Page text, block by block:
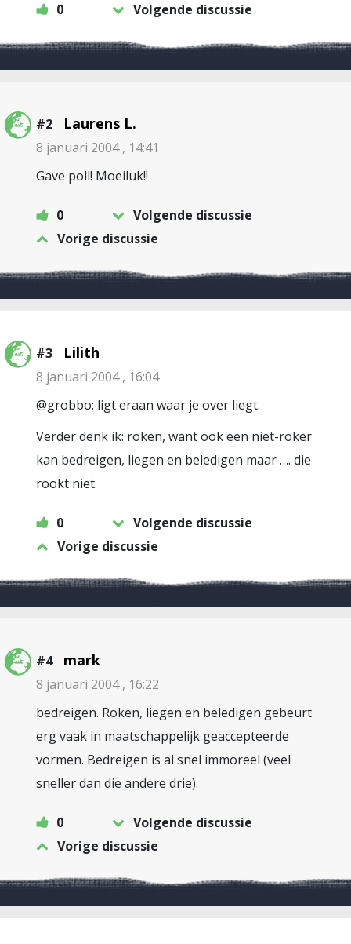
0 Volgende discussie
#2 Laurens L.
8 januari 2004 , 14:41
Gave poll! Moeiluk!!
0
Volgende discussie
Vorige discussie
#3 Lilith
8 januari 2004 , 16:04
@grobbo: ligt eraan waar je over liegt.
Verder denk ik: roken, want ook een niet-roker
kan bedreigen, liegen en beledigen maar …. die
rookt niet.
0
Volgende discussie
Vorige discussie
#4 mark
8 januari 2004 , 16:22
bedreigen. Roken, liegen en beledigen gebeurt
erg vaak in maatschappelijk geaccepteerde
vormen. Bedreigen is al snel immoreel (veel
sneller dan die andere drie).
0
Volgende discussie
Vorige discussie